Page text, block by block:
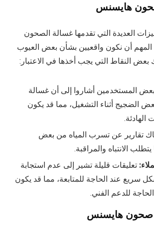
هايسنس
العديدة التي تقدمها غسالة الصحون
المهم أن نكون واقعيين بشأن بعض العيوب
بعض النقاط التي يجب أخذها في الاعتبار:
بعض المستخدمين أشاروا إلى أن غسالة
الضجيج أثناء التشغيل، مما قد يكون
الهادئة.
تقارير عن تسرب المياه من بعض
الانتباه والمراقبة.
تعليقات قليلة تشير إلى عدم استجابة
سريع عند الحاجة للمتابعة، مما قد يكون
للدعم الفني.
صحون هايسنس